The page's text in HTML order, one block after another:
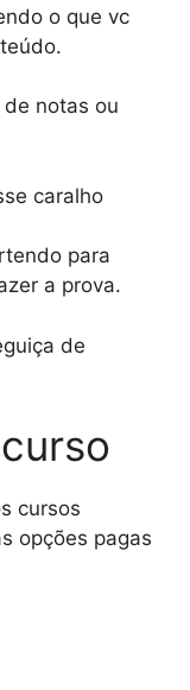
o que vc
notas ou
caralho
para
a prova.
de
cursos
opções pagas